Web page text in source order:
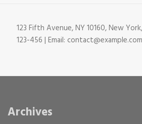
123 Fifth Avenue, NY 10160, New
123-456 | Email: contact@example.com
Archives